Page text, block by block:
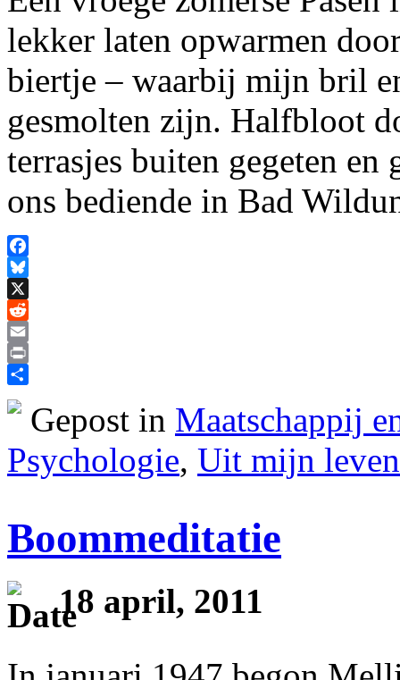
lekker laten opwarmen
biertje – waarbij mijn bril
gesmolten zijn. Halfbloot
terrasjes buiten gegeten
ons bediende in Bad
Facebook
Bluesky
X
Reddit
Email
Print
Delen
Gepost in Maatschappij
Psychologie, Uit mijn leven
Boommeditatie
18 april, 2011